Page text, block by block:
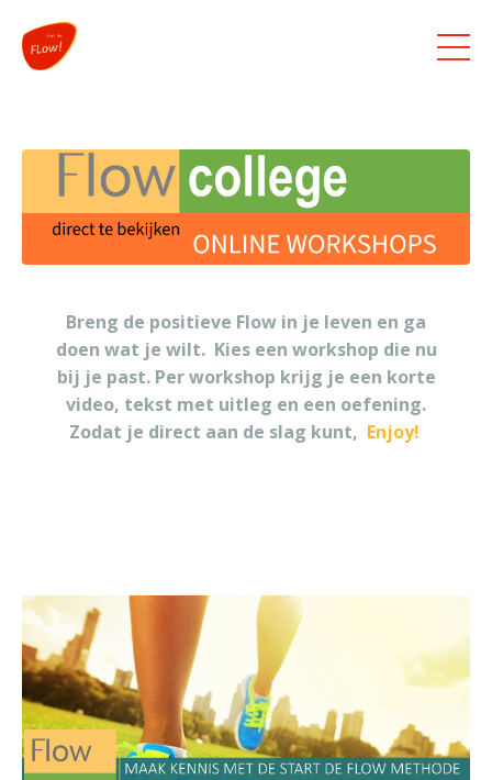
Breng de positieve Flow in je leven en ga
doen wat je wilt. Kies een workshop die nu
bij je past. Per workshop krijg je een korte
video, tekst met uitleg en een oefening.
Zodat je direct aan de slag kunt, Enjoy!